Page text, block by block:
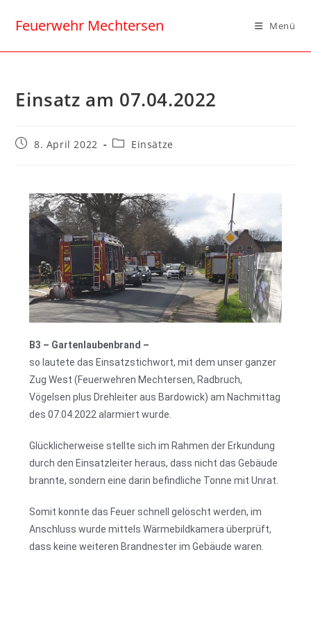
Feuerwehr Mechtersen Menü
Einsatz am 07.04.2022
8. April 2022 Einsätze
B3 – Gartenlaubenbrand –
so lautete das Einsatzstichwort, mit dem unser ganzer
Zug West (Feuerwehren Mechtersen, Radbruch,
Vögelsen plus Drehleiter aus Bardowick) am Nachmittag
des 07.04.2022 alarmiert wurde.
Glücklicherweise stellte sich im Rahmen der Erkundung
durch den Einsatzleiter heraus, dass nicht das Gebäude
brannte, sondern eine darin befindliche Tonne mit Unrat.
Somit konnte das Feuer schnell gelöscht werden, im
Anschluss wurde mittels Wärmebildkamera überprüft,
dass keine weiteren Brandnester im Gebäude waren.